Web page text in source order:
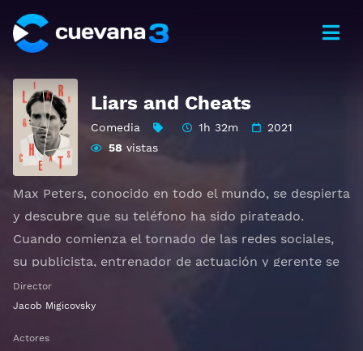
Liars and Cheats
Comedia 1h 32m
2021
58 vistas
Max Peters, conocido en todo el mundo, se despierta
y descubre que su teléfono ha sido pirateado.
Cuando comienza el tornado de las redes sociales,
su publicista, entrenador de actuación y gerente se
reúnen en su piso de Londres para contener la
situación y averiguar quién es el responsable.
Ver Liars and Cheats Gratis HD 1080p 720p | Idioma
Director
Jacob Migicovsky
Actores